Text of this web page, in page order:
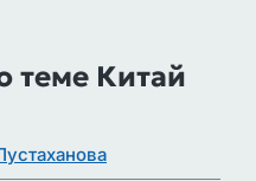
теме Китай